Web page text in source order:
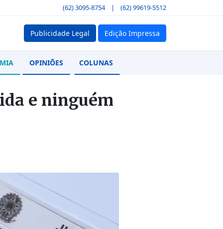
(62) 3095-8754 | (62) 99619-5512
Publicidade Legal Edição Impressa
OPINIÕES COLUNAS
e ninguém